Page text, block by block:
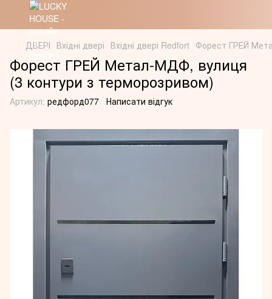
ДВЕРІ Вхідні двері Вхідні двері Redfort Форест ГРЕЙ
Форест ГРЕЙ Метал-МДФ, вулиця
(3 контури з терморозривом)
Артикул: редфорд077 Написати відгук